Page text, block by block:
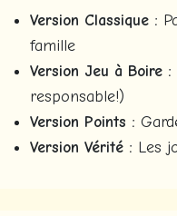
Version Classique :
famille
Version Jeu à Boire :
responsable!)
Version Points :
Version Vérité : Les